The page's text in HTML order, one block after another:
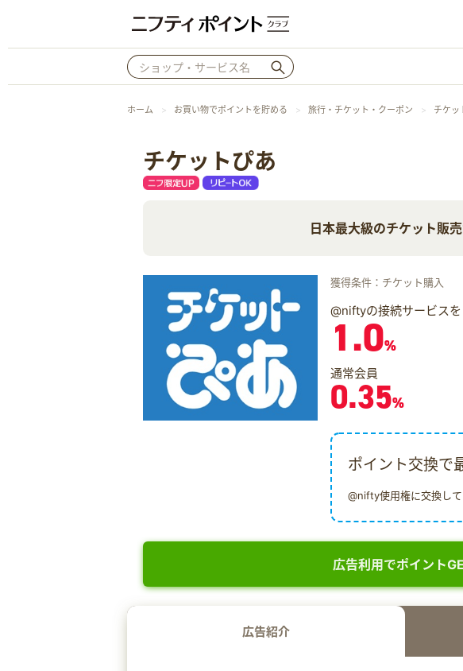
ホーム お買い物でポイントを貯める 旅行・チケット・クーポン チケッ
チケットぴあ
日本最大級のチケット販
獲得条件：チケット購入
@niftyの接続サービス
1.0%
通常会員
0.35%
ポイント交換で
@nifty使用権に交換して
広告利用でポイント
広告紹介